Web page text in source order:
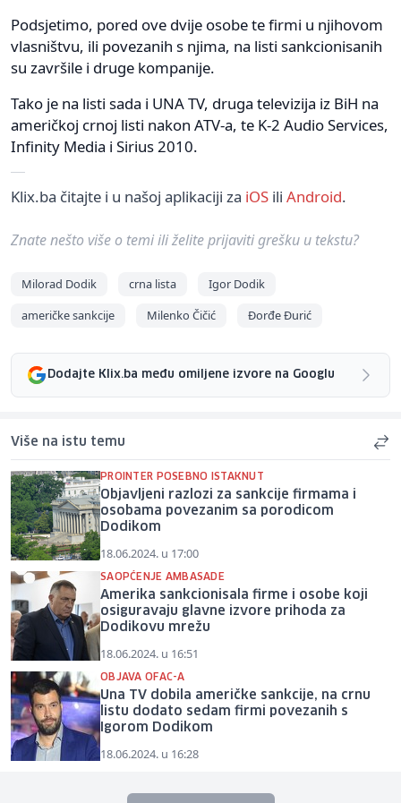
Podsjetimo, pored ove dvije osobe te firmi u njihovom
vlasništvu, ili povezanih s njima, na listi sankcionisanih
su završile i druge kompanije.
Tako je na listi sada i UNA TV, druga televizija iz BiH na
američkoj crnoj listi nakon ATV-a, te K-2 Audio Services,
Infinity Media i Sirius 2010.
Klix.ba čitajte i u našoj aplikaciji za iOS ili Android.
Znate nešto više o temi ili želite prijaviti grešku u tekstu?
Milorad Dodik crna lista
Igor Dodik
američke sankcije
Milenko Čičić Đorđe Đurić
Dodajte Klix.ba među omiljene izvore na Googlu
Više na istu temu
PROINTER POSEBNO ISTAKNUT
Objavljeni razlozi za sankcije firmama i
osobama povezanim sa porodicom
Dodikom
18.06.2024. u 17:00
SAOPĆENJE AMBASADE
Amerika sankcionisala firme i osobe koji
osiguravaju glavne izvore prihoda za
Dodikovu mrežu
18.06.2024. u 16:51
OBJAVA OFAC-A
Una TV dobila američke sankcije, na crnu
listu dodato sedam firmi povezanih s
Igorom Dodikom
18.06.2024. u 16:28